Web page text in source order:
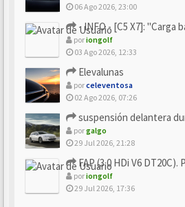
06 Ago 2026, 23:00
- INFO - [C5 X7]: "Carga
poriongolf
03 Ago 2026, 12:33
Elevalunas
porceleventosa
02 Ago 2026, 07:26
suspensión delantera
porgalgo
29 Jul 2026, 21:28
FAP (3.0 HDi V6 DT20C).
poriongolf
29 Jul 2026, 17:36